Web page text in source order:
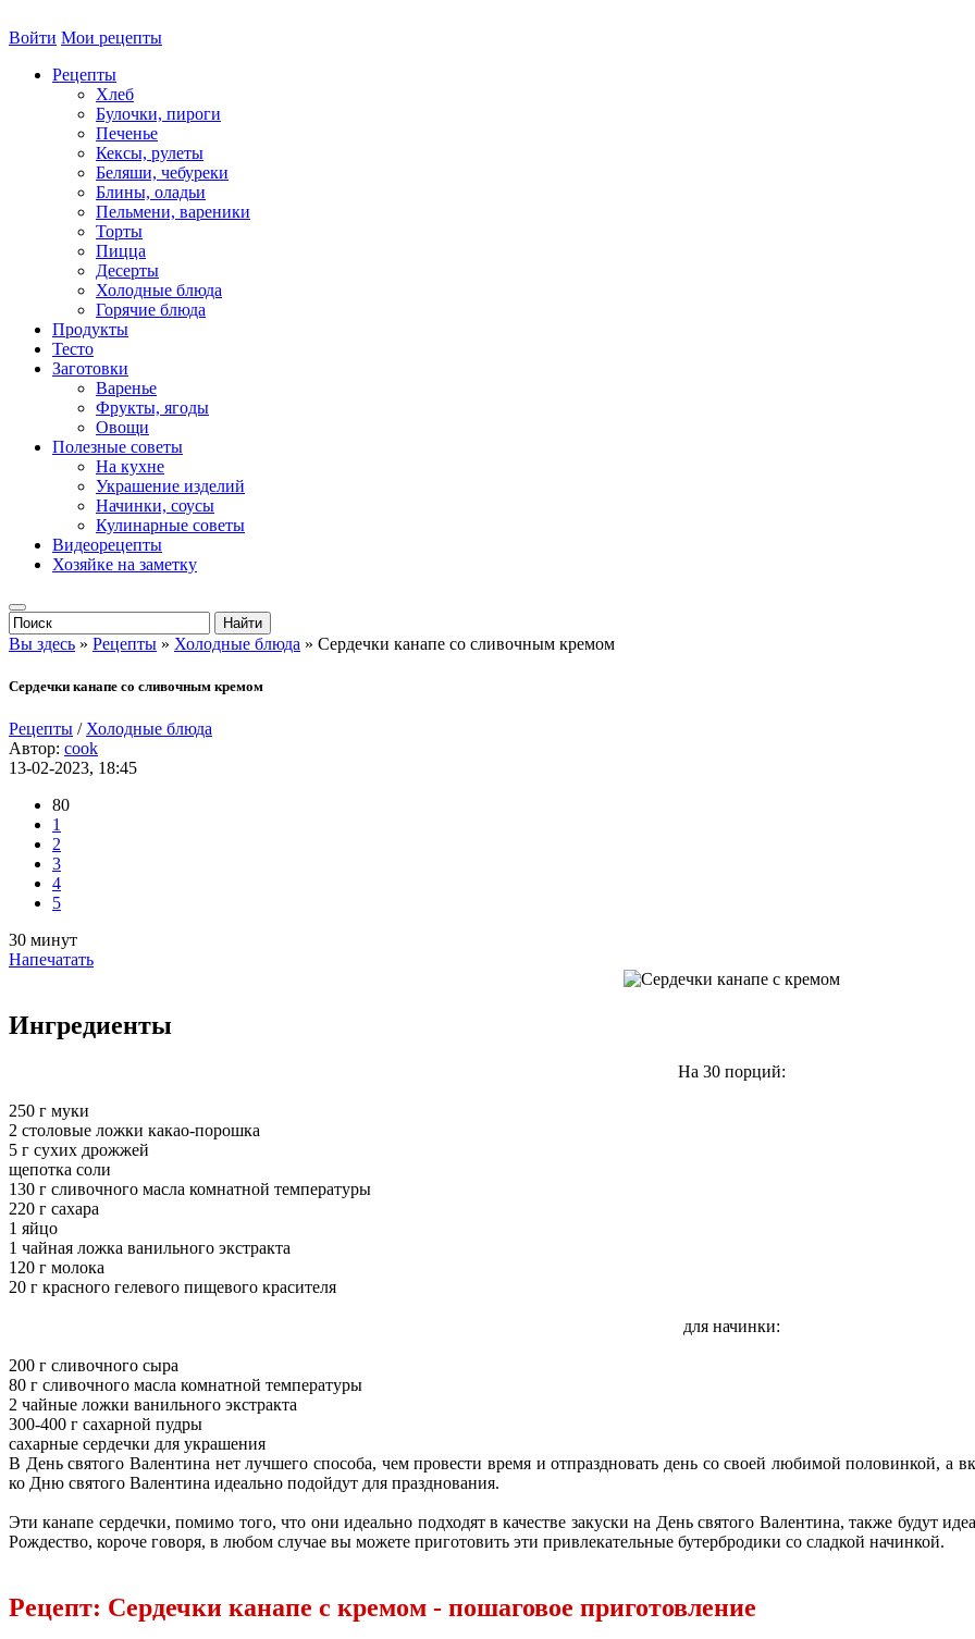
Войти Мои рецепты
Рецепты
Хлеб
Булочки, пироги
Печенье
Кексы, рулеты
Беляши, чебуреки
Блины, оладьи
Пельмени, вареники
Торты
Пицца
Десерты
Холодные блюда
Горячие блюда
Продукты
Тесто
Заготовки
Варенье
Фрукты, ягоды
Овощи
Полезные советы
На кухне
Украшение изделий
Начинки, соусы
Кулинарные советы
Видеорецепты
Хозяйке на заметку
Вы здесь » Рецепты » Холодные блюда » Сердечки канапе со сливочным кремом
Сердечки канапе со сливочным кремом
Рецепты / Холодные блюда
Автор: cook
13-02-2023, 18:45
80
1
2
3
4
5
30 минут
Напечатать
Ингредиенты
На 30 порций:
250 г муки
2 столовые ложки какао-порошка
5 г сухих дрожжей
щепотка соли
130 г сливочного масла комнатной температуры
220 г сахара
1 яйцо
1 чайная ложка ванильного экстракта
120 г молока
20 г красного гелевого пищевого красителя
для начинки:
200 г сливочного сыра
80 г сливочного масла комнатной температуры
2 чайные ложки ванильного экстракта
300-400 г сахарной пудры
сахарные сердечки для украшения
В День святого Валентина нет лучшего способа, чем провести время и отпраздновать день со своей любимой половинкой,
ко Дню святого Валентина идеально подойдут для празднования.
Эти канапе сердечки, помимо того, что они идеально подходят в качестве закуски на День святого Валентина, также будут
Рождество, короче говоря, в любом случае вы можете приготовить эти привлекательные бутербродики со сладкой начинкой.
Рецепт: Сердечки канапе с кремом - пошаговое приготовление